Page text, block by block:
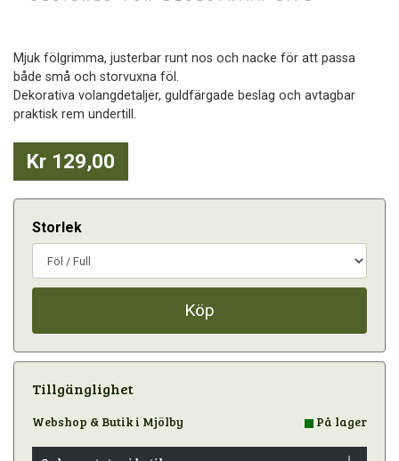
Mjuk fölgrimma, justerbar runt nos och nacke för att passa
både små och storvuxna föl.
Dekorativa volangdetaljer, guldfärgade beslag och avtagbar
praktisk rem undertill.
Kr 129,00
Storlek
Köp
Tillgänglighet
Webshop & Butik i Mjölby På lager